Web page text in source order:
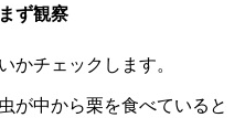
ず観察
かチェックします。
が中から栗を食べていると